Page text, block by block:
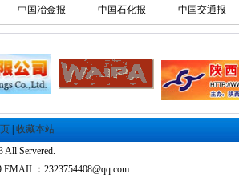
中国冶金报 中国石化报 中国交通报
| 收藏本站
Servered.
：2323754408@qq.com